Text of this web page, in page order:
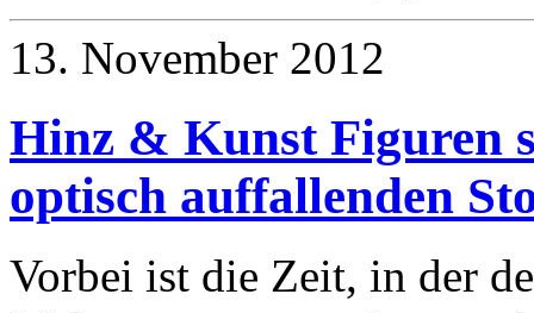
13. November 2012
Hinz & Kunst Figuren
optisch auffallenden
Vorbei ist die Zeit, in der